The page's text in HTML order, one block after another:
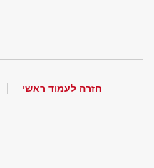
חזרה לעמוד ראשי